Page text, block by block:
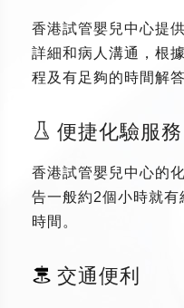
香港試管嬰兒中心提
詳細和病人溝通，根
程及有足夠的時間解
便捷化驗服務
香港試管嬰兒中心的
告一般約2個小時就
時間。
交通便利